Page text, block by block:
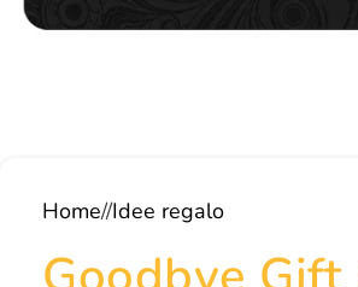
Home/ Idee regalo